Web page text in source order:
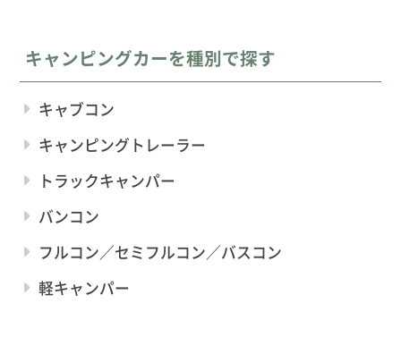
キャンピングカーを種別で探す
キャブコン
キャンピングトレーラー
トラックキャンパー
バンコン
フルコン／セミフルコン／バスコン
軽キャンパー